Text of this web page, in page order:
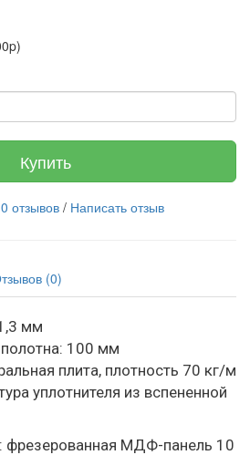
Купить
0 отзывов / Написать отзыв
(0)
мм
100 мм
плита, плотность 70 кг/м
уплотнителя из вспененной
фрезерованная МДФ-панель 10